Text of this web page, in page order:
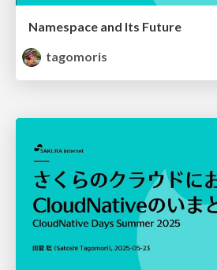
Namespace and Its Future
tagomoris